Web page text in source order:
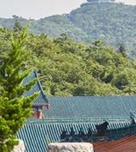
mặt trời mềm mại lan